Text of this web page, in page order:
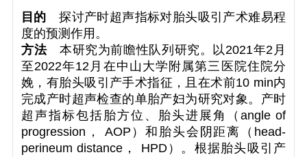
目的 探讨产时超声指标对胎头吸引产术难易程
度的预测作用。
方法本研究为前瞻性队列研究。以2021年2月
至2022年12月在中山大学附属第三医院住院分
娩，有胎头吸引产手术指征，且在术前10 min内
完成产时超声检查的单胎产妇为研究对象。产时
超声指标包括胎方位、胎头进展角（angle of
progression， AOP）和胎头会阴距离（head-
perineum distance， HPD）。根据胎头吸引产